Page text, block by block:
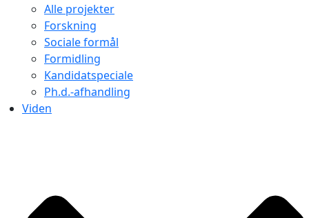
Alle projekter
Forskning
Sociale formål
Formidling
Kandidatspeciale
Ph.d.-afhandling
Viden